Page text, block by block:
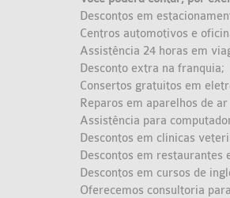
Descontos em
Centros automotivos e
Assistência 24 horas em
Desconto extra na franquia;
Consertos gratuitos em
Reparos em aparelhos de
Assistência para
Descontos em clínicas
Descontos em restaurantes
Descontos em cursos de
Oferecemos consultoria